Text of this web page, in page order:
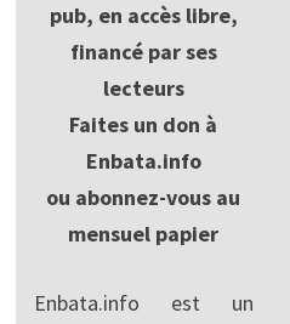
pub, en accès libre,
financé par ses
lecteurs
Faites un don à
Enbata.info
ou abonnez-vous au
mensuel papier
Enbata.info est un